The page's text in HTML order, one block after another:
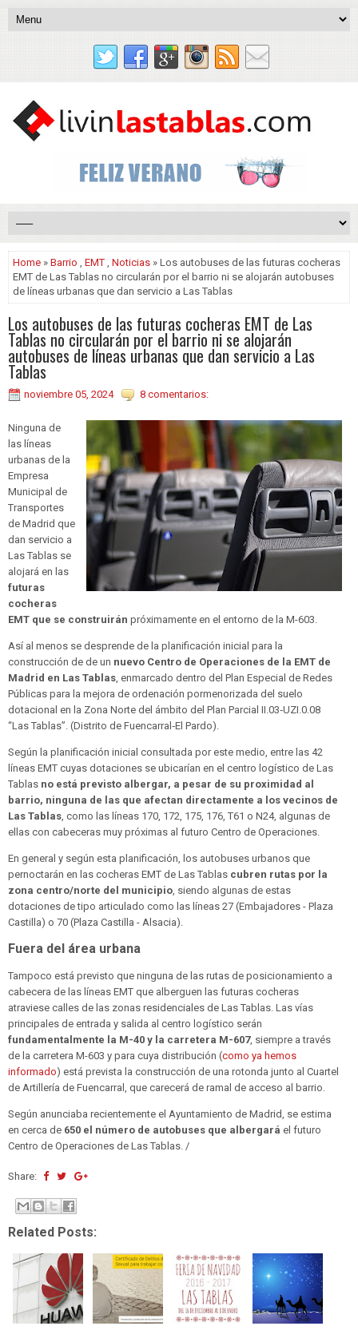
Home » Barrio , EMT , Noticias » Los autobuses de las futuras cocheras
EMT de Las Tablas no circularán por el barrio ni se alojarán autobuses
de líneas urbanas que dan servicio a Las Tablas
Los autobuses de las futuras cocheras EMT de Las
Tablas no circularán por el barrio ni se alojarán
autobuses de líneas urbanas que dan servicio a Las
Tablas
noviembre 05, 2024 8 comentarios:
Ninguna de
las líneas
urbanas de la
Empresa
Municipal de
Transportes
de Madrid que
dan servicio a
Las Tablas se
alojará en las
futuras
cocheras
EMT que se construirán próximamente en el entorno de la M-603.
Así al menos se desprende de la planificación inicial para la
construcción de de un nuevo Centro de Operaciones de la EMT de
Madrid en Las Tablas, enmarcado dentro del Plan Especial de Redes
Públicas para la mejora de ordenación pormenorizada del suelo
dotacional en la Zona Norte del ámbito del Plan Parcial II.03‐UZI.0.08
“Las Tablas”. (Distrito de Fuencarral‐El Pardo).
Según la planificación inicial consultada por este medio, entre las 42
líneas EMT cuyas dotaciones se ubicarían en el centro logístico de Las
Tablas no está previsto albergar, a pesar de su proximidad al
barrio, ninguna de las que afectan directamente a los vecinos de
Las Tablas, como las líneas 170, 172, 175, 176, T61 o N24, algunas de
ellas con cabeceras muy próximas al futuro Centro de Operaciones.
En general y según esta planificación, los autobuses urbanos que
pernoctarán en las cocheras EMT de Las Tablas cubren rutas por la
zona centro/norte del municipio, siendo algunas de estas
dotaciones de tipo articulado como las líneas 27 (Embajadores - Plaza
Castilla) o 70 (Plaza Castilla - Alsacia).
Fuera del área urbana
Tampoco está previsto que ninguna de las rutas de posicionamiento a
cabecera de las líneas EMT que alberguen las futuras cocheras
atraviese calles de las zonas residenciales de Las Tablas. Las vías
principales de entrada y salida al centro logístico serán
fundamentalmente la M-40 y la carretera M-607, siempre a través
de la carretera M-603 y para cuya distribución (como ya hemos
informado) está prevista la construcción de una rotonda junto al Cuartel
de Artillería de Fuencarral, que carecerá de ramal de acceso al barrio.
Según anunciaba recientemente el Ayuntamiento de Madrid, se estima
en cerca de 650 el número de autobuses que albergará el futuro
Centro de Operaciones de Las Tablas. /
Share:
Related Posts: